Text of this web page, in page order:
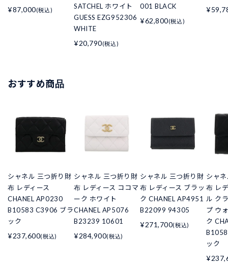
¥87,000(税込)
SATCHEL ホワイト
GUESS EZG952306
WHITE
¥20,790(税込)
001 BLACK
¥62,800(税込)
おすすめ商品
シャネル 三つ折り財
布 レディース
CHANEL AP0230
B10583 C3906 ブラ
ック
¥237,600(税込)
シャネル 三つ折り財
布 レディース ココマ
ーク ホワイト
CHANEL AP5076
B23239 10601
¥284,900(税込)
シャネル 三つ折り財
布 レディース ブラッ
ク CHANEL AP4951
B22099 94305
¥271,700(税込)
シャ
布 レ
ル ク
プ ウ
ク
ック